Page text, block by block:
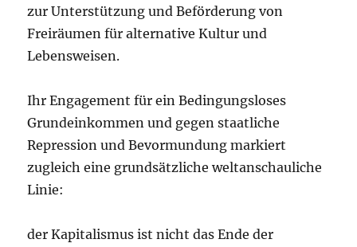
zur Unterstützung und Beförderung von
Freiräumen für alternative Kultur und
Lebensweisen.
Ihr Engagement für ein Bedingungsloses
Grundeinkommen und gegen staatliche
Repression und Bevormundung markiert
zugleich eine grundsätzliche weltanschauliche
Linie:
der Kapitalismus ist nicht das Ende der